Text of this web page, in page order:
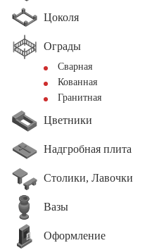
Цоколя
Ограды
Сварная
Кованная
Гранитная
Цветники
Надгробная плита
Столики, Лавочки
Вазы
Оформление